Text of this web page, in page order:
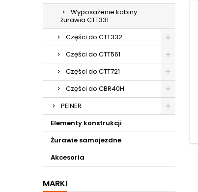
Wyposażenie kabiny
żurawia CTT331
Części do CTT332
Części do CTT561
Części do CTT721
Części do CBR40H
PEINER
Elementy konstrukcji
Żurawie samojezdne
Akcesoria
MARKI